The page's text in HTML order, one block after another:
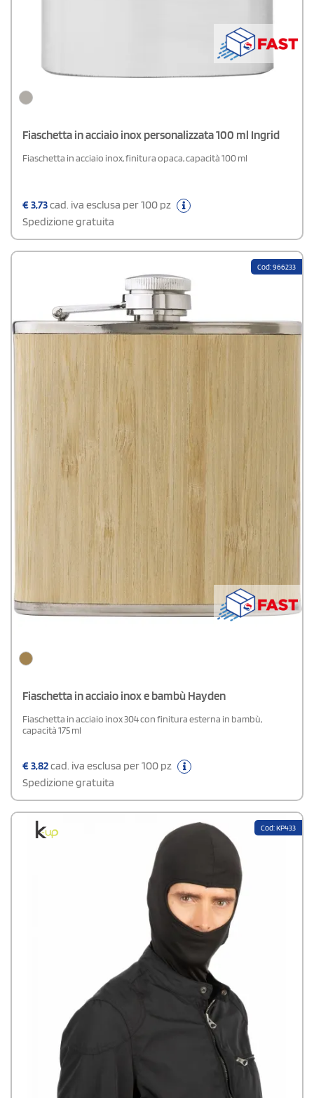
Fiaschetta in acciaio inox personalizzata 100 ml Ingrid
Fiaschetta in acciaio inox, finitura opaca, capacità 100 ml
€3,73cad. iva esclusa per 100 pz
Spedizione gratuita
Cod: 966233
Fiaschetta in acciaio inox e bambù Hayden
Fiaschetta in acciaio inox 304 con finitura esterna in bambù,
capacità 175 ml
€3,82cad. iva esclusa per 100 pz
Spedizione gratuita
Cod: KP433